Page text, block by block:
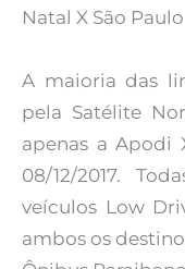
Natal X São Paulo
A maioria das
pela Satélite
apenas a Apodi
08/12/2017.
veículos Low
ambos os